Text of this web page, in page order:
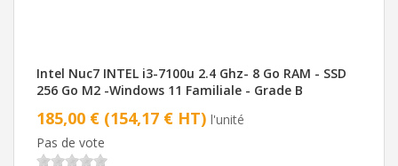
Intel Nuc7 INTEL i3-7100u 2.4 Ghz- 8 Go RAM - SSD
256 Go M2 -Windows 11 Familiale - Grade B
185,00 € (154,17 € HT) l'unité
Pas de vote